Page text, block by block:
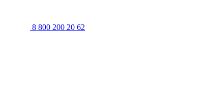
8 800 200 20 62